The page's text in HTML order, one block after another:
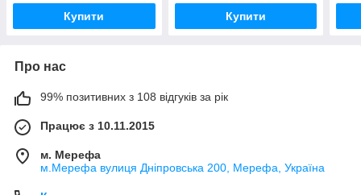
Купити Купити
Про нас
99% позитивних з 108 відгуків за рік
Працює з 10.11.2015
м. Мерефа
м.Мерефа вулиця Дніпровська 200, Мерефа, Україна